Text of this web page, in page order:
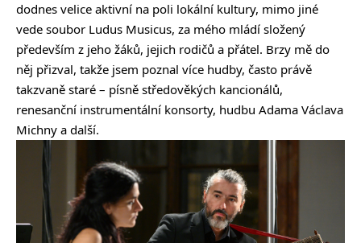
dodnes velice aktivní na poli lokální kultury, mimo jiné
vede soubor Ludus Musicus, za mého mládí složený
především z jeho žáků, jejich rodičů a přátel. Brzy mě do
něj přizval, takže jsem poznal více hudby, často právě
takzvaně staré – písně středověkých kancionálů,
renesanční instrumentální konsorty, hudbu Adama Václava
Michny a další.